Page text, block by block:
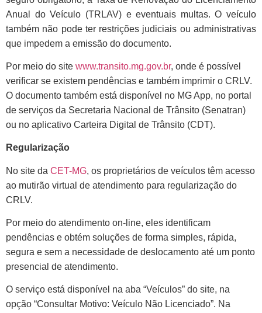
Anual do Veículo (TRLAV) e eventuais multas. O veículo
também não pode ter restrições judiciais ou administrativas
que impedem a emissão do documento.
Por meio do site www.transito.mg.gov.br, onde é possível
verificar se existem pendências e também imprimir o CRLV.
O documento também está disponível no MG App, no portal
de serviços da Secretaria Nacional de Trânsito (Senatran)
ou no aplicativo Carteira Digital de Trânsito (CDT).
Regularização
No site da CET-MG, os proprietários de veículos têm acesso
ao mutirão virtual de atendimento para regularização do
CRLV.
Por meio do atendimento on-line, eles identificam
pendências e obtém soluções de forma simples, rápida,
segura e sem a necessidade de deslocamento até um ponto
presencial de atendimento.
O serviço está disponível na aba “Veículos” do site, na
opção “Consultar Motivo: Veículo Não Licenciado”. Na